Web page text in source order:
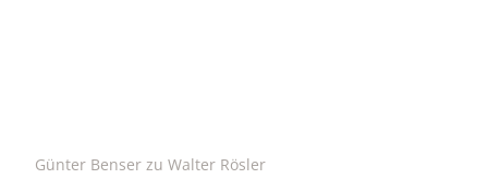
Günter Benser zu Walter Rösler